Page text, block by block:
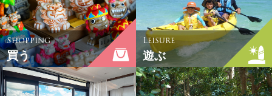
Shopping
買う
Leisure
遊ぶ